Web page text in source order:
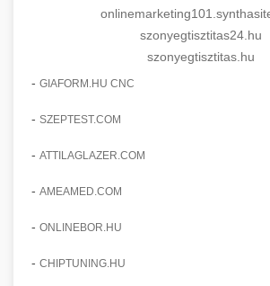
szonyegtisztitas24.hu
szonyegtisztitas.hu
- GIAFORM.HU CNC
- SZEPTEST.COM
- ATTILAGLAZER.COM
- AMEAMED.COM
- ONLINEBOR.HU
- CHIPTUNING.HU